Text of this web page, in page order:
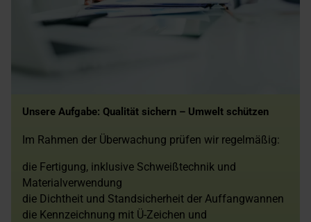
Unsere Aufgabe: Qualität sichern – Umwelt schützen
Im Rahmen der Überwachung prüfen wir regelmäßig:
die Fertigung, inklusive Schweißtechnik und
Materialverwendung
die Dichtheit und Standsicherheit der Auffangwannen
die Kennzeichnung mit Ü-Zeichen und